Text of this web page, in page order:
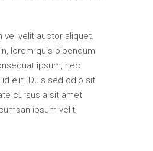
vel velit auctor aliquet.
lorem quis bibendum
ipsum, nec
elit. Duis sed odio sit
cursus a sit amet
ipsum velit.